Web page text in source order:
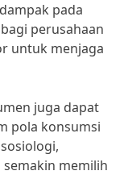
pada
perusahaan
untuk menjaga
juga dapat
pola konsumsi
memilih